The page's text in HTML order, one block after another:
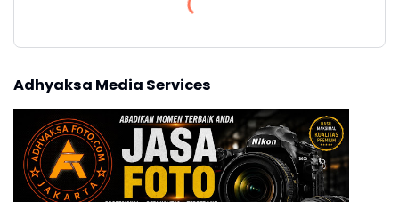
Adhyaksa Media Services